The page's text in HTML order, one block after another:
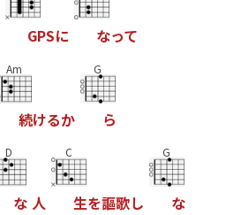
GPSに なって
Am
続けるか
G
ら
D
な 人
C
生を謳歌し
G
な